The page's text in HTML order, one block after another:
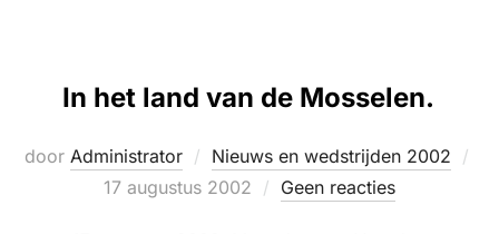
In het land van de Mosselen.
door Administrator Nieuws en wedstrijden 2002
17 augustus 2002 Geen reacties